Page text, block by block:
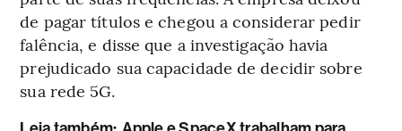
de pagar títulos e chegou a considerar pedir
falência, e disse que a investigação havia
prejudicado sua capacidade de decidir sobre
sua rede 5G.